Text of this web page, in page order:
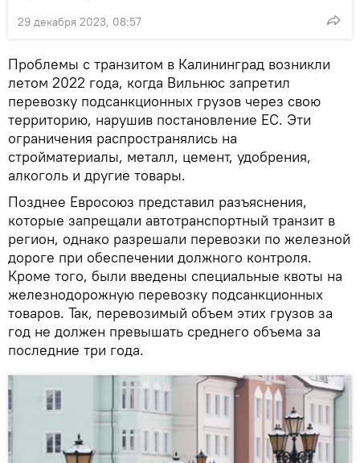
29 декабря 2023, 08:57
Проблемы с транзитом в Калининград возникли
летом 2022 года, когда Вильнюс запретил
перевозку подсанкционных грузов через свою
территорию, нарушив постановление ЕС. Эти
ограничения распространялись на
стройматериалы, металл, цемент, удобрения,
алкоголь и другие товары.
Позднее Евросоюз представил разъяснения,
которые запрещали автотранспортный транзит в
регион, однако разрешали перевозки по железной
дороге при обеспечении должного контроля.
Кроме того, были введены специальные квоты на
железнодорожную перевозку подсанкционных
товаров. Так, перевозимый объем этих грузов за
год не должен превышать среднего объема за
последние три года.